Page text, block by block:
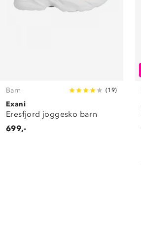
Barn (19)
Exani
Eresfjord joggesko barn
699,-